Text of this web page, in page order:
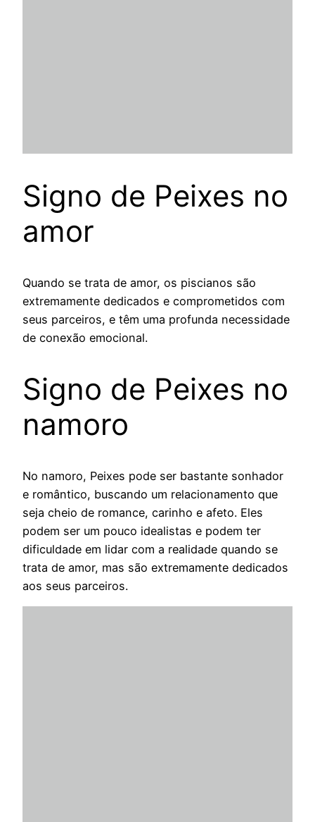
Signo de Peixes no
amor
Quando se trata de amor, os piscianos são
extremamente dedicados e comprometidos com
seus parceiros, e têm uma profunda necessidade
de conexão emocional.
Signo de Peixes no
namoro
No namoro, Peixes pode ser bastante sonhador
e romântico, buscando um relacionamento que
seja cheio de romance, carinho e afeto. Eles
podem ser um pouco idealistas e podem ter
dificuldade em lidar com a realidade quando se
trata de amor, mas são extremamente dedicados
aos seus parceiros.